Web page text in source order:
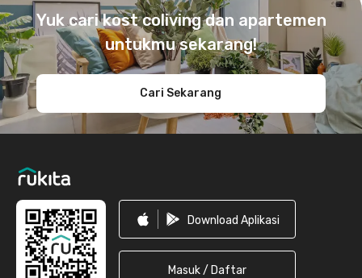
Yuk cari kost coliving dan apartemen
untukmu sekarang!
Cari Sekarang
Download Aplikasi
Masuk / Daftar